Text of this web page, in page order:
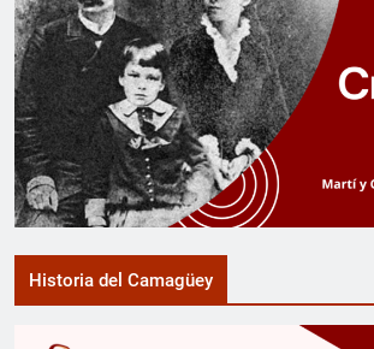
Historia del Camagüey